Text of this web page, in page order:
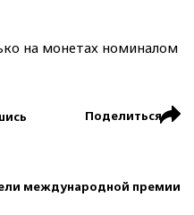
на монетах номиналом
Поделиться
международной премии